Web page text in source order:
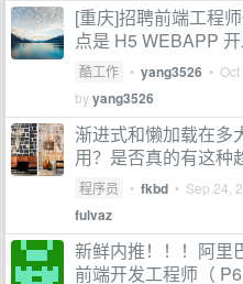
[重庆]招聘前端工程
点是 H5 WEBAPP 开
酷工作 • yang3526 •
byyang3526
渐进式和懒加载在多
用？是否真的有这种
程序员 • fkbd • Sep 24,
fulvaz
新鲜内推！！！阿里
前端开发工程师（ P6